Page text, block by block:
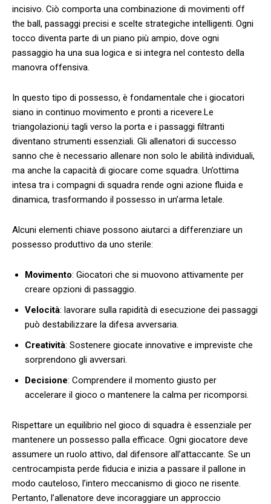
incisivo.‌ Ciò comporta una combinazione di movimenti off
the ball, passaggi⁤ precisi e scelte ‍strategiche intelligenti. Ogni
tocco ⁢diventa parte​ di un piano più ampio, dove⁣ ogni
passaggio ha una sua logica‌ e si integra nel contesto della
⁤manovra offensiva.
In questo ‌tipo di possesso, ⁣è​ fondamentale ‌che⁣ i giocatori
siano in continuo movimento⁤ e⁣ pronti a ricevere.Le
triangolazioni,i tagli verso la porta⁣ e i passaggi filtranti
diventano strumenti essenziali. Gli allenatori​ di successo
⁣sanno che ⁣è necessario allenare ⁤non solo le⁤ abilità individuali,
ma anche la capacità‌ di giocare come squadra. Un’ottima⁣
intesa‌ tra​ i compagni di‍ squadra rende ‍ogni azione fluida ⁣e
dinamica, trasformando ​il possesso in⁤ un’arma letale.
Alcuni elementi​ chiave ⁢possono aiutarci ​a differenziare‍ un
possesso produttivo da⁣ uno sterile:
Movimento:‍ Giocatori ​che​ si ⁢muovono attivamente per
creare opzioni di ‍passaggio.
Velocità: lavorare sulla rapidità di esecuzione ‍dei passaggi
può destabilizzare ‍la difesa avversaria.
Creatività:‍ Sostenere giocate innovative⁢ e impreviste che
sorprendono‌ gli⁤ avversari.
Decisione: Comprendere⁣ il momento giusto per
accelerare ⁣il gioco o mantenere la calma per ricomporsi.
Rispettare⁢ un equilibrio nel gioco di squadra ⁢è essenziale per‌
mantenere un ‌possesso palla efficace. ‍Ogni giocatore deve
assumere ⁢un ruolo attivo, dal difensore all’attaccante. ​Se un
centrocampista ⁤perde fiducia e ⁢inizia a passare il pallone in⁢
modo‍ cauteloso, ⁣l’intero meccanismo di gioco⁣ ne risente.⁣
Pertanto, l’allenatore deve incoraggiare un approccio